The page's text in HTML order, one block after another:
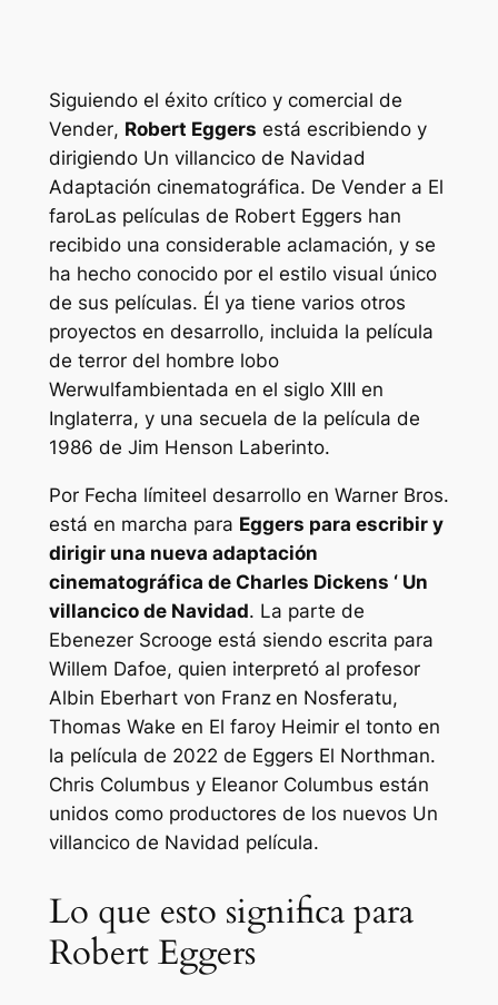
Siguiendo el éxito crítico y comercial de
Vender, Robert Eggers está escribiendo y
dirigiendo Un villancico de Navidad
Adaptación cinematográfica. De Vender a El
faroLas películas de Robert Eggers han
recibido una considerable aclamación, y se
ha hecho conocido por el estilo visual único
de sus películas. Él ya tiene varios otros
proyectos en desarrollo, incluida la película
de terror del hombre lobo
Werwulfambientada en el siglo XIII en
Inglaterra, y una secuela de la película de
1986 de Jim Henson Laberinto.
Por Fecha límiteel desarrollo en Warner Bros.
está en marcha para Eggers para escribir y
dirigir una nueva adaptación
cinematográfica de Charles Dickens ‘ Un
villancico de Navidad. La parte de
Ebenezer Scrooge está siendo escrita para
Willem Dafoe, quien interpretó al profesor
Albin Eberhart von Franz en Nosferatu,
Thomas Wake en El faroy Heimir el tonto en
la película de 2022 de Eggers El Northman.
Chris Columbus y Eleanor Columbus están
unidos como productores de los nuevos Un
villancico de Navidad película.
Lo que esto significa para
Robert Eggers